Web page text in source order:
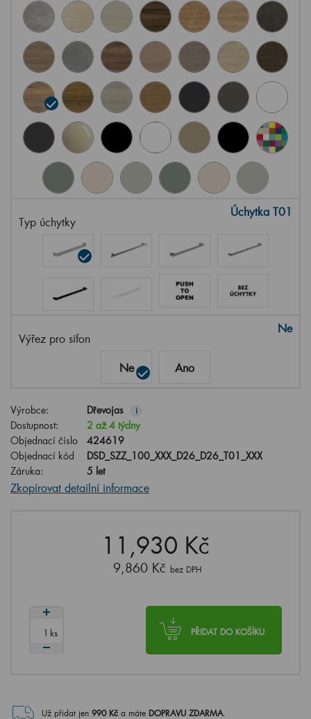
Typ úchytky
Úchytka T01
Výřez pro sifon
Ne
Ne Ano
Výrobce: Dřevojas i
Dostupnost:
2 až 4 týdny
Objednací číslo
424619
Objednací kód
DSD_SZZ_100_XXX_D26_D26_T01_XXX
Záruka:
5 let
Zkopírovat detailní informace
11,930 Kč
9,860 Kč bez DPH
PŘIDAT DO KOŠÍKU
ks
Už přidat jen 990Kč a máte DOPRAVU ZDARMA.